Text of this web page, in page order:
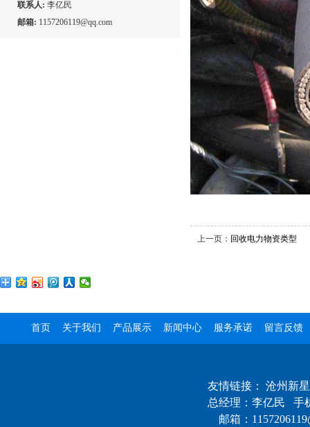
联系人: 李亿民
邮箱: 1157206119@qq.com
上一页： 回收电力物资类型
首页 关于我们 产品展示 新闻中心 服务承诺 留言反馈
友情链接： 沧州新
总经理：李亿民 手
邮箱：